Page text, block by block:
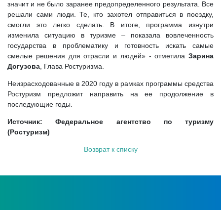
значит и не было заранее предопределенного результата. Все
решали сами люди. Те, кто захотел отправиться в поездку,
смогли это легко сделать. В итоге, программа изнутри
изменила ситуацию в туризме – показала вовлеченность
государства в проблематику и готовность искать самые
смелые решения для отрасли и людей» - отметила Зарина
Догузова , Глава Ростуризма.
Неизрасходованные в 2020 году в рамках программы средства
Ростуризм предложит направить на ее продолжение в
последующие годы.
Источник: Федеральное агентство по туризму
(Ростуризм)
Возврат к списку